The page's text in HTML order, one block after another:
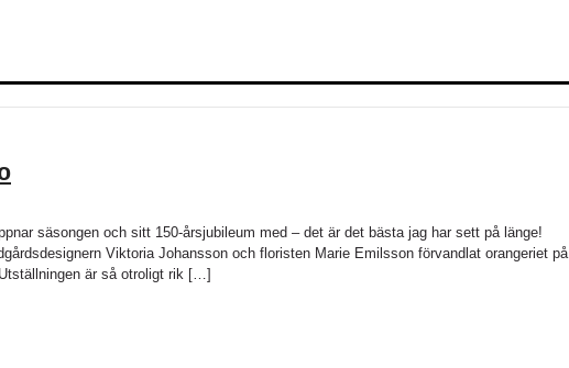
säsongen och sitt 150-årsjubileum med – det är det bästa jag har sett på länge!
Viktoria Johansson och floristen Marie Emilsson förvandlat orangeriet på
är så otroligt rik […]